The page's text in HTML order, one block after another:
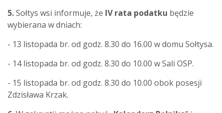
5.Sołtys wsi informuje, że IV rata podatku będzie
wybierana w dniach:
- 13 listopada br. od godz. 8.30 do 16.00 w domu Sołtysa.
- 14 listopada br. od godz. 8.30 do 10.00 w Sali OSP.
- 15 listopada br. od godz. 8.30 do 10.00 obok posesji
Zdzisława Krzak.